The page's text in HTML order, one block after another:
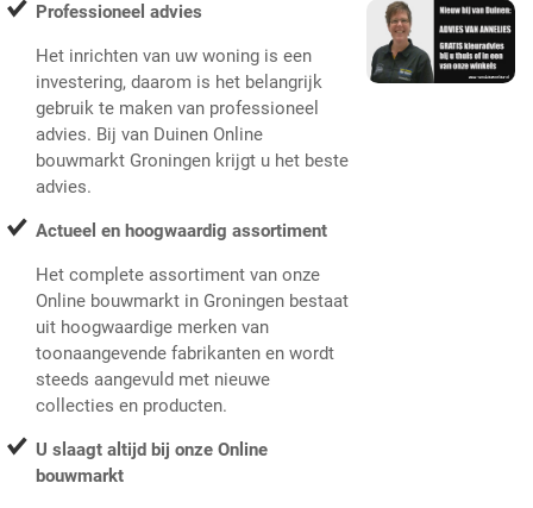
Professioneel advies
Het inrichten van uw woning is een
investering, daarom is het belangrijk
gebruik te maken van professioneel
advies. Bij van Duinen Online
bouwmarkt Groningen krijgt u het beste
advies.
Actueel en hoogwaardig assortiment
Het complete assortiment van onze
Online bouwmarkt in Groningen bestaat
uit hoogwaardige merken van
toonaangevende fabrikanten en wordt
steeds aangevuld met nieuwe
collecties en producten.
U slaagt altijd bij onze Online
bouwmarkt